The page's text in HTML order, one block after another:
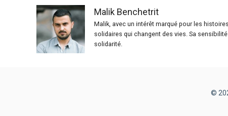
Malik Benchetrit
Malik, avec un intérêt marqué pour les
solidaires qui changent des vies. Sa
solidarité.
©